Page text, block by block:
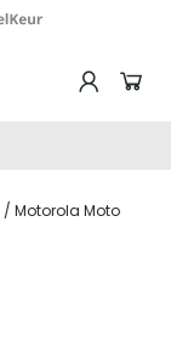
/ Motorola Moto